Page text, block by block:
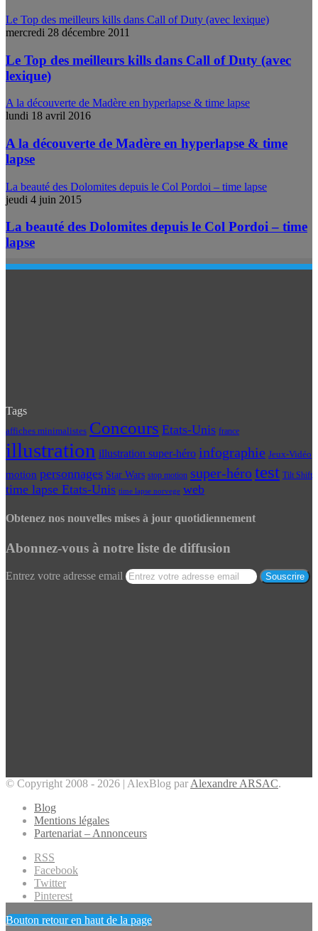
Le Top des meilleurs kills dans Call of Duty (avec lexique)
mercredi 28 décembre 2011
Le Top des meilleurs kills dans Call of Duty (avec
lexique)
A la découverte de Madère en hyperlapse & time lapse
lundi 18 avril 2016
A la découverte de Madère en hyperlapse & time
lapse
La beauté des Dolomites depuis le Col Pordoi – time lapse
jeudi 4 juin 2015
La beauté des Dolomites depuis le Col Pordoi – time
lapse
Tags
affiches minimalistes Concours Etats-Unis france
illustration illustration super-héro infographie Jeux-Vidéo
motion personnages Star Wars stop motion super-hérotest Tilt Shift
time lapse Etats-Unis time lapse norvege web
Obtenez nos nouvelles mises à jour quotidiennement
Abonnez-vous à notre liste de diffusion
Entrez votre adresse email
© Copyright 2008 - 2026 | AlexBlog par Alexandre ARSAC.
Blog
Mentions légales
Partenariat – Annonceurs
RSS
Facebook
Twitter
Pinterest
Bouton retour en haut de la page